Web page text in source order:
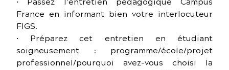
• Passez l’entretien pédagogique Campus
France en informant bien votre interlocuteur
FIGS.
• Préparez cet entretien en étudiant
soigneusement : programme/école/projet
professionnel/pourquoi avez-vous choisi la